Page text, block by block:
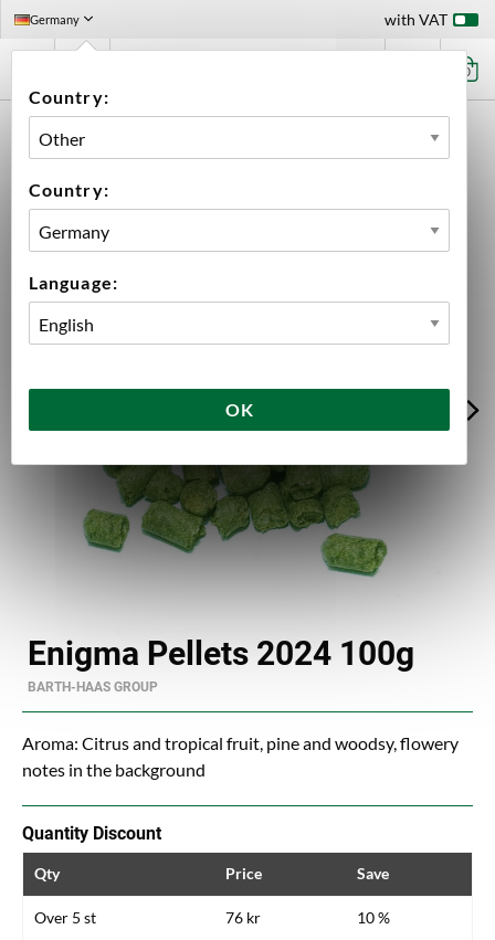
Germany
Country:
Country:
Language:
OK
with VAT
0
ENIGMA PELLETS 2024 100G
Enigma Pellets 2024 100g
BARTH-HAAS GROUP
Aroma: Citrus and tropical fruit, pine and woodsy, flowery
notes in the background
Quantity Discount
Qty Price Save
Over 5 st 76 kr 10 %